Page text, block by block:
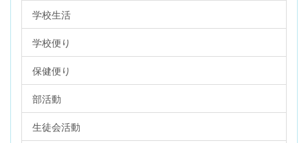
学校生活
学校便り
保健便り
部活動
生徒会活動